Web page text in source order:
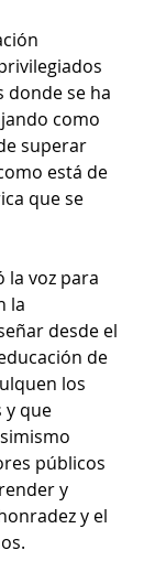
donde se ha
como
superar
está de
que se
la voz para
la
desde el
de
los
y que
públicos
y
y el